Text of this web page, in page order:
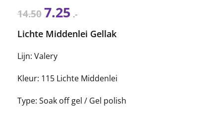
14.50 7.25 .-
Lichte Middenlei Gellak
Lijn: Valery
Kleur: 115 Lichte Middenlei
Type: Soak off gel / Gel polish